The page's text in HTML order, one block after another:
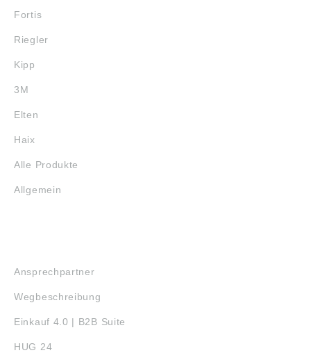
Fortis
Riegler
Kipp
3M
Elten
Haix
Alle Produkte
Allgemein
Ansprechpartner
Wegbeschreibung
Einkauf 4.0 | B2B Suite
HUG 24